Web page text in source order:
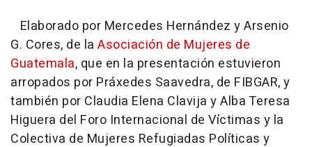
Elaborado por Mercedes Hernández y Arsenio
G. Cores, de la Asociación de Mujeres de
Guatemala, que en la presentación estuvieron
arropados por Práxedes Saavedra, de FIBGAR, y
también por Claudia Elena Clavija y Alba Teresa
Higuera del Foro Internacional de Víctimas y la
Colectiva de Mujeres Refugiadas Políticas y